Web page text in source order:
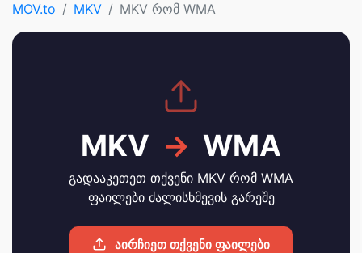
MOV.to MKV MKV რომ WMA
MKV → WMA
გადააკეთეთ თქვენი MKV რომ WMA
ფაილები ძალისხმევის გარეშე
აირჩიეთ თქვენი ფაილები